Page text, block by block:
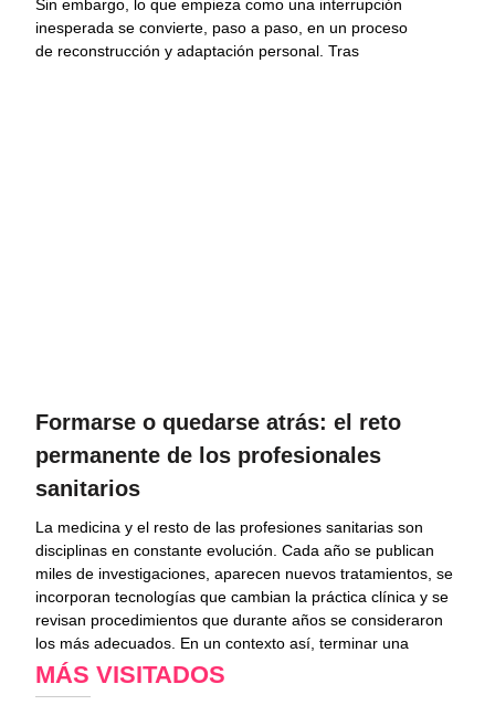
Sin embargo, lo que empieza como una interrupción
inesperada se convierte, paso a paso, en un proceso
de reconstrucción y adaptación personal. Tras
Formarse o quedarse atrás: el reto
permanente de los profesionales
sanitarios
La medicina y el resto de las profesiones sanitarias son
disciplinas en constante evolución. Cada año se publican
miles de investigaciones, aparecen nuevos tratamientos, se
incorporan tecnologías que cambian la práctica clínica y se
revisan procedimientos que durante años se consideraron
los más adecuados. En un contexto así, terminar una
MÁS VISITADOS